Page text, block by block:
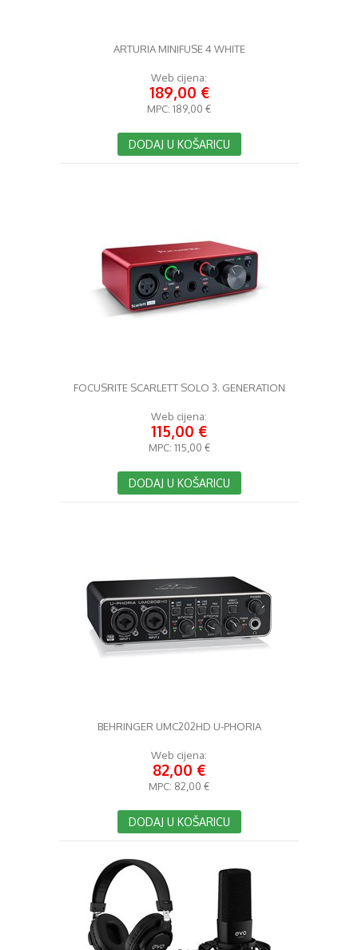
ARTURIA MINIFUSE 4 WHITE
Web cijena:
189,00 €
MPC: 189,00 €
DODAJ U KOŠARICU
FOCUSRITE SCARLETT SOLO 3. GENERATION
Web cijena:
115,00 €
MPC: 115,00 €
DODAJ U KOŠARICU
BEHRINGER UMC202HD U-PHORIA
Web cijena:
82,00 €
MPC: 82,00 €
DODAJ U KOŠARICU